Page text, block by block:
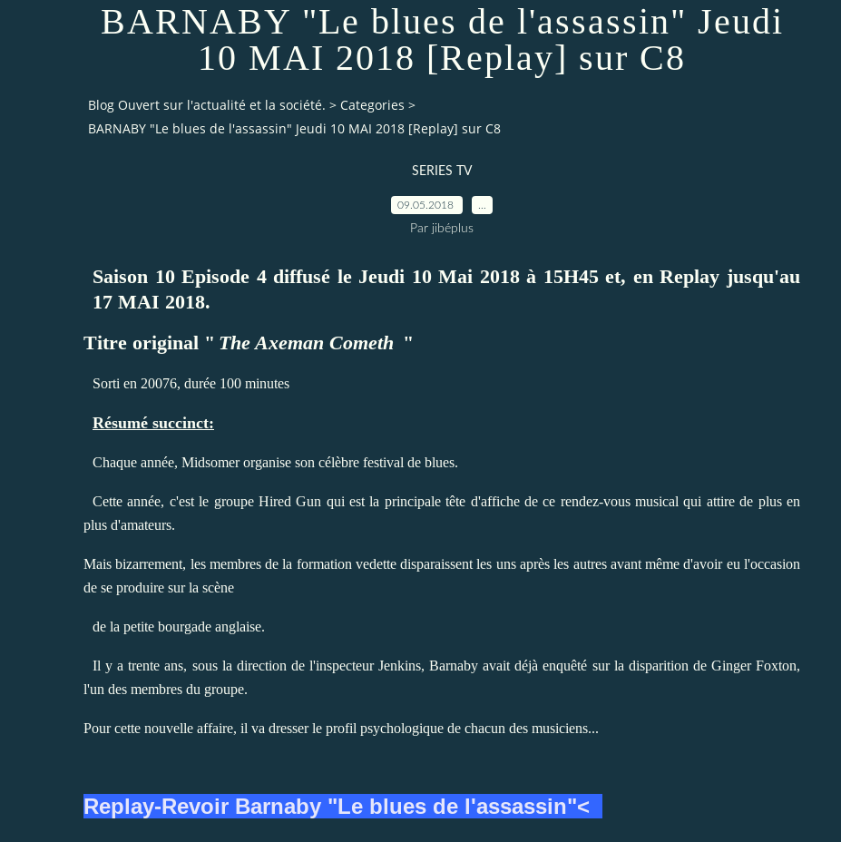
BARNABY "Le blues de l'assassin" Jeudi
10 MAI 2018 [Replay] sur C8
Blog Ouvert sur l'actualité et la société. > Categories >
BARNABY "Le blues de l'assassin" Jeudi 10 MAI 2018 [Replay] sur C8
SERIES TV
09.05.2018
Par jibéplus
Saison 10 Episode 4 diffusé le Jeudi 10 Mai 2018 à 15H45 et, en Replay jusqu'au
17 MAI 2018.
Titre original " The Axeman Cometh "
Sorti en 20076, durée 100 minutes
Résumé succinct:
Chaque année, Midsomer organise son célèbre festival de blues.
Cette année, c'est le groupe Hired Gun qui est la principale tête d'affiche de ce rendez-vous musical qui attire de plus en
plus d'amateurs.
Mais bizarrement, les membres de la formation vedette disparaissent les uns après les autres avant même d'avoir eu l'occasion
de se produire sur la scène
de la petite bourgade anglaise.
Il y a trente ans, sous la direction de l'inspecteur Jenkins, Barnaby avait déjà enquêté sur la disparition de Ginger Foxton,
l'un des membres du groupe.
Pour cette nouvelle affaire, il va dresser le profil psychologique de chacun des musiciens...
Replay-Revoir Barnaby "Le blues de l'assassin"<